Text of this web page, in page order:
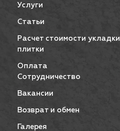
Услуги
Статьи
Расчет стоимости укладки
плитки
Оплата
Сотрудничество
Вакансии
Возврат и обмен
Галерея